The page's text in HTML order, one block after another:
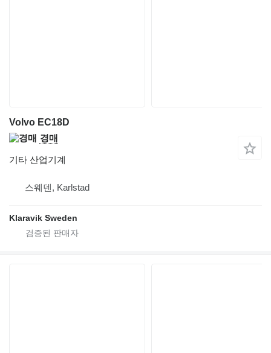
Volvo EC18D
경매
기타 산업기계
스웨덴, Karlstad
Klaravik Sweden